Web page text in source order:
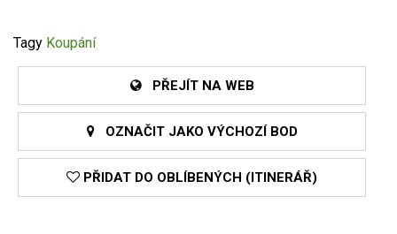
Tagy Koupání
PŘEJÍT NA WEB
OZNAČIT JAKO VÝCHOZÍ BOD
PŘIDAT DO OBLÍBENÝCH (ITINERÁŘ)